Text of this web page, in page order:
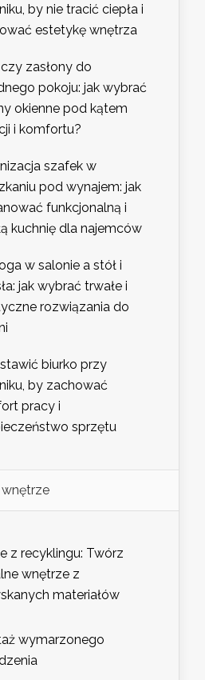
by nie tracić ciepła i
estetykę wnętrza
czy zasłony do
pokoju: jak wybrać
okienne pod kątem
i komfortu?
szafek w
pod wynajem: jak
funkcjonalną i
kuchnię dla najemców
w salonie a stół i
jak wybrać trwałe i
rozwiązania do
biurko przy
by zachować
pracy i
sprzętu
wnętrze
z recyklingu: Twórz
wnętrze z
materiałów
wymarzonego